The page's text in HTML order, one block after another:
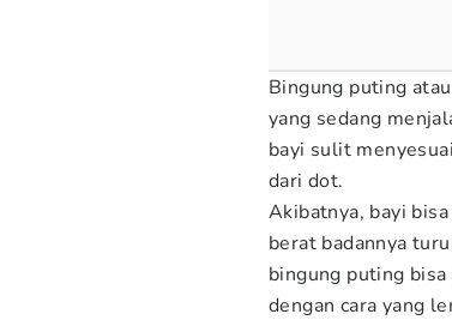
Bingung puting atau
yang sedang
bayi sulit
dari dot.
Akibatnya, bayi
berat badannya
bingung puting
dengan cara yang